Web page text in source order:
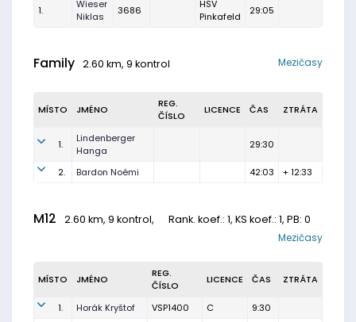
1.
Wieser
Niklas
3686
HSV
Pinkafeld
29:05
Family 2.60 km, 9 kontrol Mezičasy
MÍSTO JMÉNO
REG.
ČÍSLO
LICENCE ČAS ZTRÁTA
1.
Lindenberger
Hanga
29:30
2. Bardon Noémi 42:03 + 12:33
M12 2.60 km, 9 kontrol, Rank. koef.: 1, KS koef.: 1, PB: 0
Mezičasy
MÍSTO JMÉNO
REG.
ČÍSLO
LICENCE ČAS ZTRÁTA
1. Horák Kryštof VSP1400 C 9:30